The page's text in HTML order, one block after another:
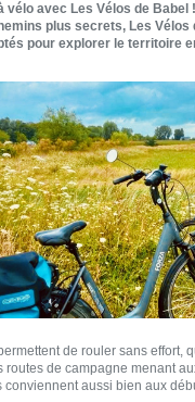
vélo avec Les Vélos de Babel !
plus secrets, Les Vélos
pour explorer le territoire
de rouler sans effort,
routes de campagne menant
aussi bien aux